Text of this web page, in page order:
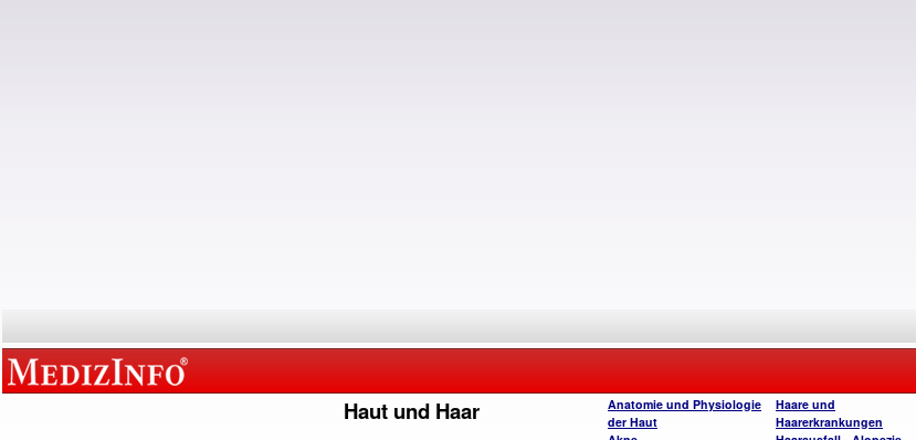
Haut und Haar
Anatomie und Physiologie
der Haut
Haare und
Haarerkrankungen